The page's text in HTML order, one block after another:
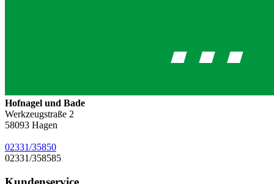
Hofnagel und Bade
Werkzeugstraße 2
58093 Hagen
02331/35850
02331/358585